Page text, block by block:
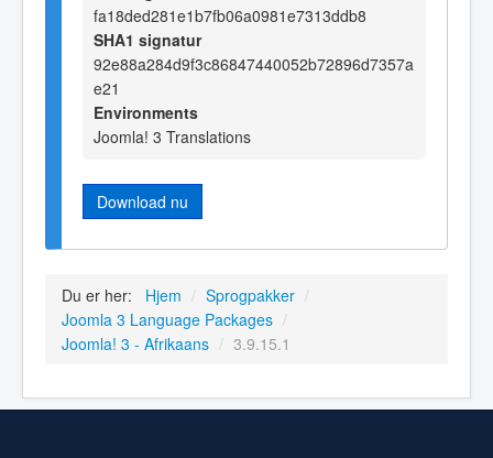
fa18ded281e1b7fb06a0981e7313ddb8
SHA1 signatur
92e88a284d9f3c86847440052b72896d7357a
e21
Environments
Joomla! 3 Translations
Download nu
Du er her: Hjem / Sprogpakker /
Joomla 3 Language Packages /
Joomla! 3 - Afrikaans / 3.9.15.1